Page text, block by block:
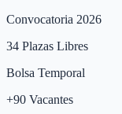
Convocatoria 2026
34 Plazas Libres
Bolsa Temporal
+90 Vacantes